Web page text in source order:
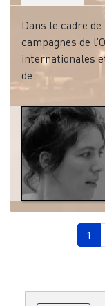
Dans le cadre de
campagnes de
internationales
de...
Pagination
1